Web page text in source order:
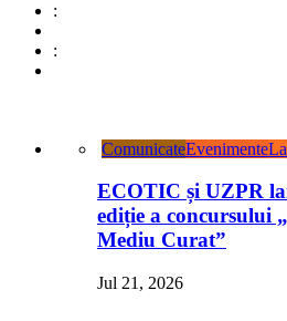
:
:
ComunicateEvenimente
ECOTIC și UZPR
ediție a concursului
Mediu Curat”
Jul 21, 2026